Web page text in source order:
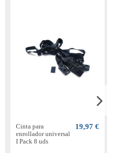
Cinta para
enrollador universal
I Pack 8 uds
19,97 €